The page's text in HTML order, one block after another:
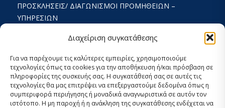
Διαχείριση συγκατάθεσης
Για να παρέχουμε τις καλύτερες εμπειρίες, χρησιμοποιούμε
τεχνολογίες όπως τα cookies για την αποθήκευση ή/και πρόσβαση σε
πληροφορίες της συσκευής σας. Η συγκατάθεσή σας σε αυτές τις
τεχνολογίες θα μας επιτρέψει να επεξεργαστούμε δεδομένα όπως η
συμπεριφορά περιήγησης ή μοναδικά αναγνωριστικά σε αυτόν τον
ιστότοπο. Η μη παροχή ή η ανάκληση της συγκατάθεσης ενδέχεται να
ΠΡΟΣΚΛΉΣΕΙΣ/ ΔΙΑΓΩΝΙΣΜΟΊ ΠΡΟΜΉΘΕΙΩΝ –
ΥΠΗΡΕΣΙΏΝ
ΟΡΟΙ ΧΡΗΣΗΣ ΚΑΙ ΠΟΛΙΤΙΚΗ ΑΠΟΡΡΗΤΟΥ
ΚΑΤΑΣΤΑΤΙΚΌ
ΕΚΘΕΣΗ ΔΡΑΣΤΗΡΙΟΤΗΤΩΝ
ΟΙΚΟΝΟΜΙΚΟΣ ΑΠΟΛΟΓΙΣΜΟΣ